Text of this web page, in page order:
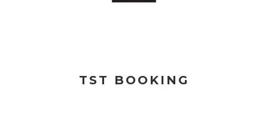
TST BOOKING